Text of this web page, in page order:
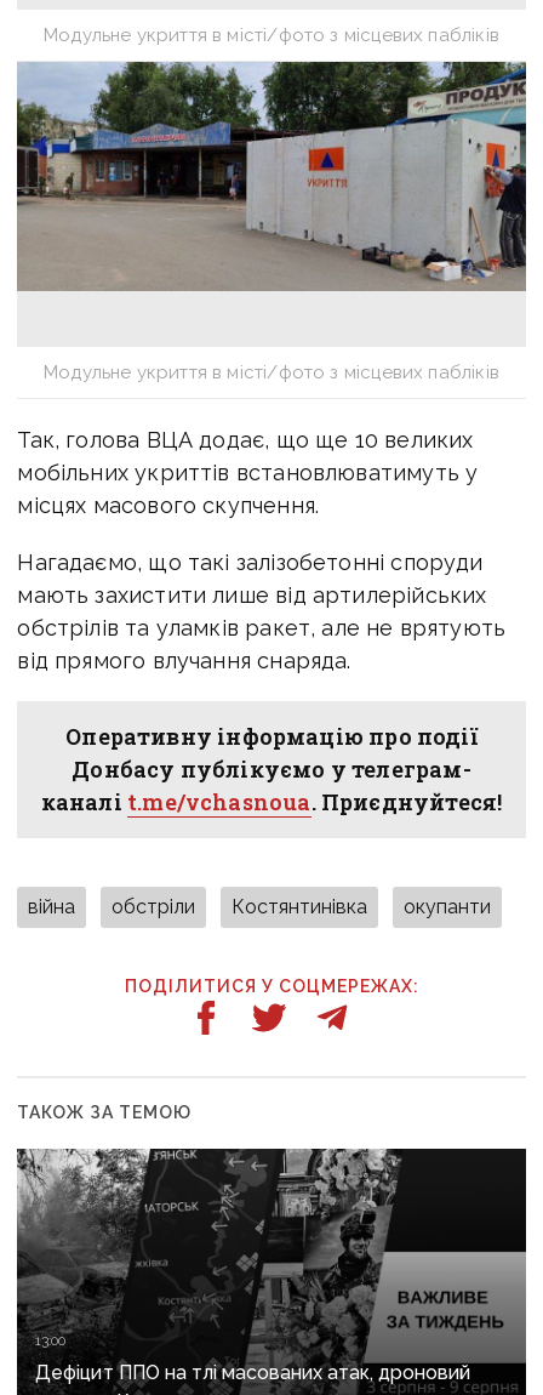
Модульне укриття в місті/фото з місцевих пабліків
Модульне укриття в місті/фото з місцевих пабліків
Так, голова ВЦА додає, що ще 10 великих
мобільних укриттів встановлюватимуть у
місцях масового скупчення.
Нагадаємо, що такі залізобетонні споруди
мають захистити лише від артилерійських
обстрілів та уламків ракет, але не врятують
від прямого влучання снаряда.
Оперативну інформацію про події
Донбасу публікуємо у телеграм-
каналі t.me/vchasnoua. Приєднуйтеся!
війна обстріли Костянтинівка окупанти
ПОДІЛИТИСЯ У СОЦМЕРЕЖАХ:
ТАКОЖ ЗА ТЕМОЮ
13:00
Дефіцит ППО на тлі масованих атак, дроновий